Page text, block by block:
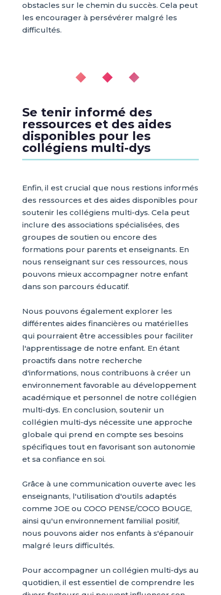
obstacles sur le chemin du succès. Cela peut
les encourager à persévérer malgré les
difficultés.
◆ ◆ ◆
Se tenir informé des
ressources et des aides
disponibles pour les
collégiens multi-dys
Enfin, il est crucial que nous restions informés
des ressources et des aides disponibles pour
soutenir les collégiens multi-dys. Cela peut
inclure des associations spécialisées, des
groupes de soutien ou encore des
formations pour parents et enseignants. En
nous renseignant sur ces ressources, nous
pouvons mieux accompagner notre enfant
dans son parcours éducatif.
Nous pouvons également explorer les
différentes aides financières ou matérielles
qui pourraient être accessibles pour faciliter
l'apprentissage de notre enfant. En étant
proactifs dans notre recherche
d'informations, nous contribuons à créer un
environnement favorable au développement
académique et personnel de notre collégien
multi-dys. En conclusion, soutenir un
collégien multi-dys nécessite une approche
globale qui prend en compte ses besoins
spécifiques tout en favorisant son autonomie
et sa confiance en soi.
Grâce à une communication ouverte avec les
enseignants, l'utilisation d'outils adaptés
comme JOE ou COCO PENSE/COCO BOUGE,
ainsi qu'un environnement familial positif,
nous pouvons aider nos enfants à s'épanouir
malgré leurs difficultés.
Pour accompagner un collégien multi-dys au
quotidien, il est essentiel de comprendre les